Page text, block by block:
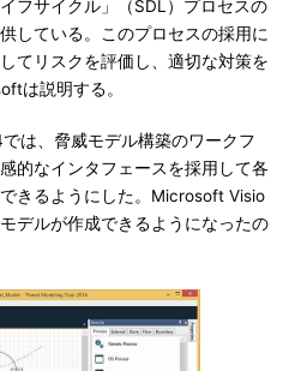
フサイクル」（SDL）プロセスの
している。このプロセスの採用に
てリスクを評価し、適切な対策を
は説明する。
は、脅威モデル構築のワークフ
的なインタフェースを採用して各
きるようにした。Microsoft Visio
デルが作成できるようになったの